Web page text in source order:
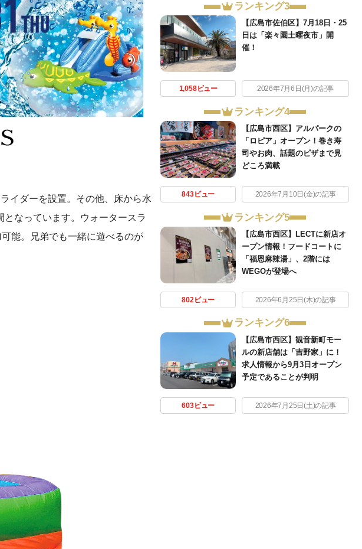
イダーを設置。その他、床から水
なっています。ウォータースラ
能。兄弟でも一緒に遊べるのが
ランキング3
【広島市佐伯区】7月18日・25
日は「楽々園土曜夜市」開
催！
1,058ビュー 2026年7月6日(月)の記事
ランキング4
【広島市西区】アルパークの
「ロピア」オープン！巻き寿
司やお肉、話題のピザまで見
どころ満載
843ビュー 2026年7月10日(金)の記事
ランキング5
【広島市西区】LECTに新店オ
ープン情報！フードコートに
「福恩麻辣湯」、2階には
WEGOが登場へ
802ビュー 2026年6月25日(木)の記事
ランキング6
【広島市西区】観音新町モー
ルの新店舗は「吉野家」に！
求人情報から9月3日オープン
予定であることが判明
603ビュー 2026年7月25日(土)の記事